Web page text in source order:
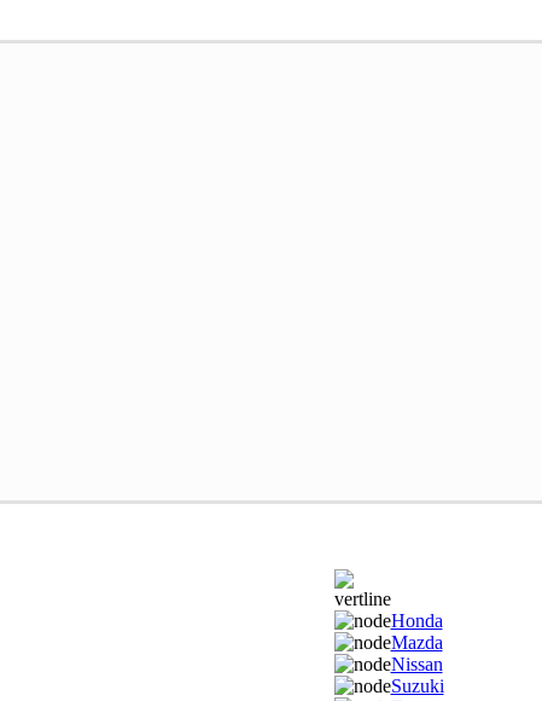
Honda
Mazda
Nissan
Suzuki